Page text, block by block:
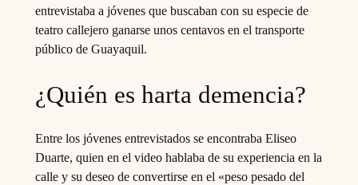
entrevistaba a jóvenes que buscaban con su especie de
teatro callejero ganarse unos centavos en el transporte
público de Guayaquil.
¿Quién es harta demencia?
Entre los jóvenes entrevistados se encontraba Eliseo
Duarte, quien en el video hablaba de su experiencia en la
calle y su deseo de convertirse en el «peso pesado del